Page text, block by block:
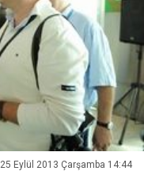
25 Eylül 2013 Çarşamba 14:44